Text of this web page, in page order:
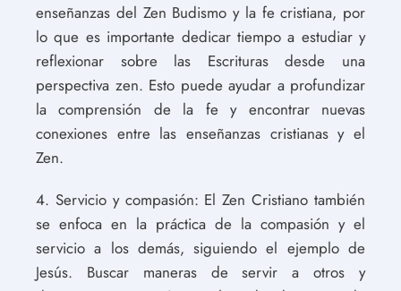
enseñanzas del Zen Budismo y la fe cristiana, por
lo que es importante dedicar tiempo a estudiar y
reflexionar sobre las Escrituras desde una
perspectiva zen. Esto puede ayudar a profundizar
la comprensión de la fe y encontrar nuevas
conexiones entre las enseñanzas cristianas y el
Zen.
4. Servicio y compasión: El Zen Cristiano también
se enfoca en la práctica de la compasión y el
servicio a los demás, siguiendo el ejemplo de
Jesús. Buscar maneras de servir a otros y